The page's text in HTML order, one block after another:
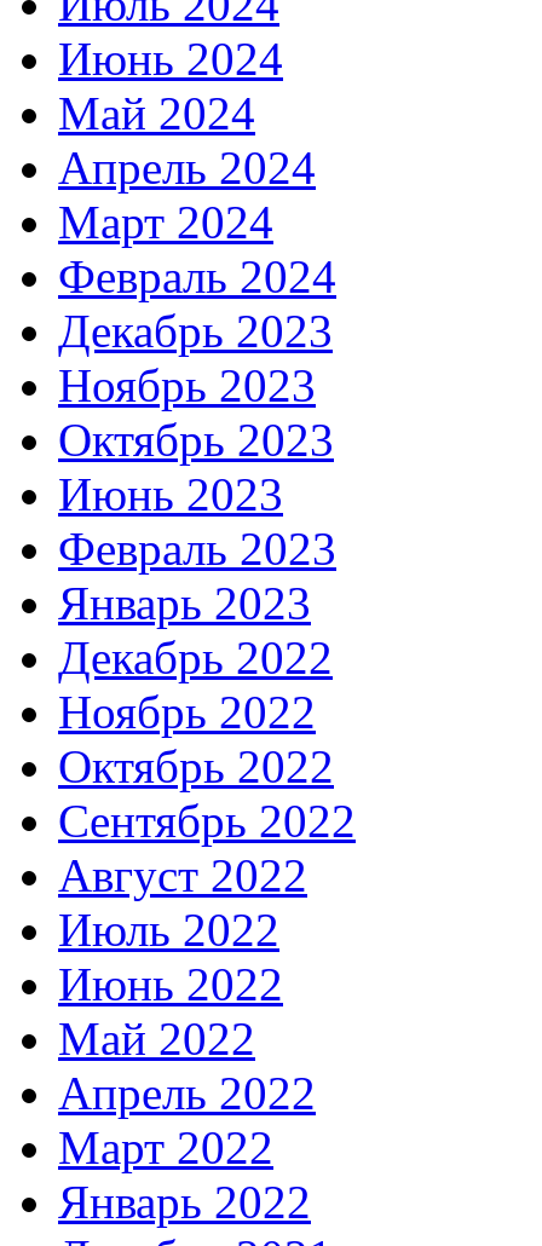
Июнь 2024
Май 2024
Апрель 2024
Март 2024
Февраль 2024
Декабрь 2023
Ноябрь 2023
Октябрь 2023
Июнь 2023
Февраль 2023
Январь 2023
Декабрь 2022
Ноябрь 2022
Октябрь 2022
Сентябрь 2022
Август 2022
Июль 2022
Июнь 2022
Май 2022
Апрель 2022
Март 2022
Январь 2022